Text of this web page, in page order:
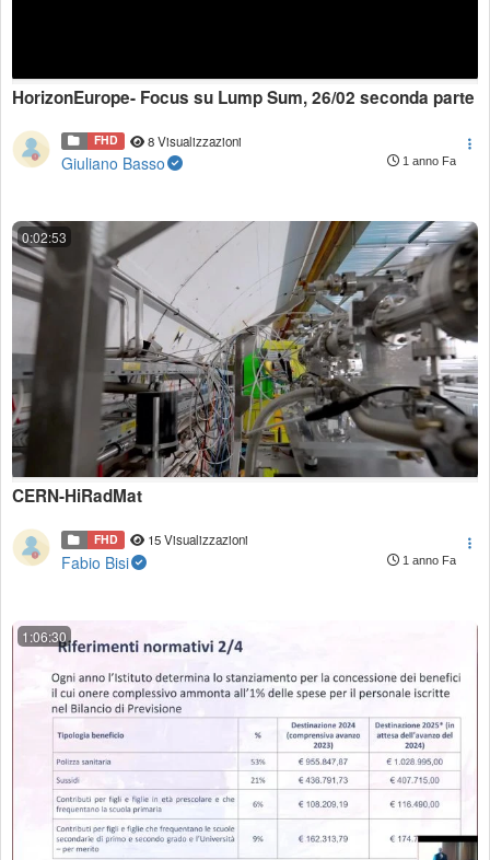
HorizonEurope- Focus su Lump Sum, 26/02 seconda parte
FHD 8 Visualizzazioni
Giuliano Basso 1 anno Fa
0:02:53
CERN-HiRadMat
FHD 15 Visualizzazioni
Fabio Bisi 1 anno Fa
1:06:30